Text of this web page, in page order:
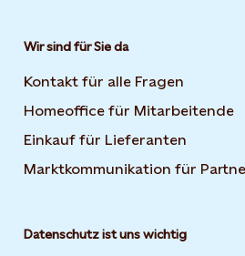
Wir sind für Sie da
Kontakt für alle Fragen
Homeoffice für Mitarbeitende
Einkauf für Lieferanten
Marktkommunikation für
Datenschutz ist uns wichtig